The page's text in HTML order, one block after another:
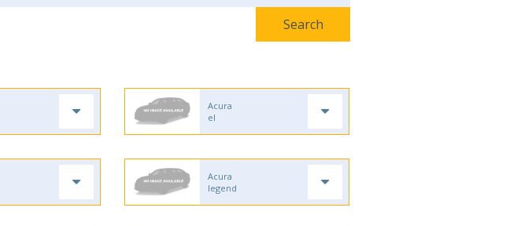
Acura
el
Acura
legend